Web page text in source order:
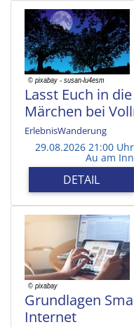
Lasst Euch in
Märchen bei
ErlebnisWanderung
29.08.2026 21:00 Uhr
Au am Inn
DETAIL
Grundlagen
Internet